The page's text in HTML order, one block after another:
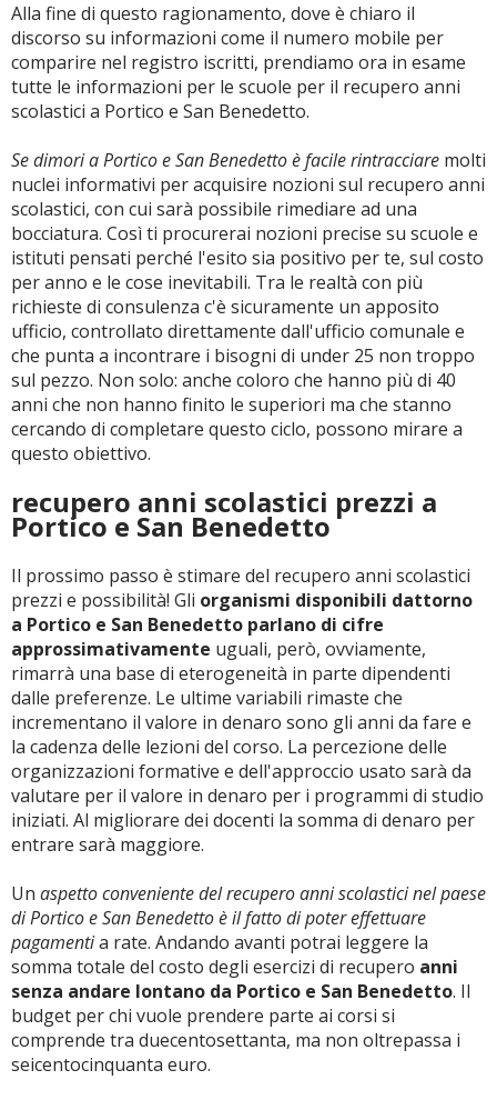
Alla fine di questo ragionamento, dove è chiaro il
discorso su informazioni come il numero mobile per
comparire nel registro iscritti, prendiamo ora in esame
tutte le informazioni per le scuole per il recupero anni
scolastici a Portico e San Benedetto.
Se dimori a Portico e San Benedetto è facile rintracciare molti
nuclei informativi per acquisire nozioni sul recupero anni
scolastici, con cui sarà possibile rimediare ad una
bocciatura. Così ti procurerai nozioni precise su scuole e
istituti pensati perché l'esito sia positivo per te, sul costo
per anno e le cose inevitabili. Tra le realtà con più
richieste di consulenza c'è sicuramente un apposito
ufficio, controllato direttamente dall'ufficio comunale e
che punta a incontrare i bisogni di under 25 non troppo
sul pezzo. Non solo: anche coloro che hanno più di 40
anni che non hanno finito le superiori ma che stanno
cercando di completare questo ciclo, possono mirare a
questo obiettivo.
recupero anni scolastici prezzi a
Portico e San Benedetto
Il prossimo passo è stimare del recupero anni scolastici
prezzi e possibilità! Gli organismi disponibili dattorno
a Portico e San Benedetto parlano di cifre
approssimativamente uguali, però, ovviamente,
rimarrà una base di eterogeneità in parte dipendenti
dalle preferenze. Le ultime variabili rimaste che
incrementano il valore in denaro sono gli anni da fare e
la cadenza delle lezioni del corso. La percezione delle
organizzazioni formative e dell'approccio usato sarà da
valutare per il valore in denaro per i programmi di studio
iniziati. Al migliorare dei docenti la somma di denaro per
entrare sarà maggiore.
Un aspetto conveniente del recupero anni scolastici nel paese
di Portico e San Benedetto è il fatto di poter effettuare
pagamentia rate. Andando avanti potrai leggere la
somma totale del costo degli esercizi di recupero anni
senza andare lontano da Portico e San Benedetto. Il
budget per chi vuole prendere parte ai corsi si
comprende tra duecentosettanta, ma non oltrepassa i
seicentocinquanta euro.